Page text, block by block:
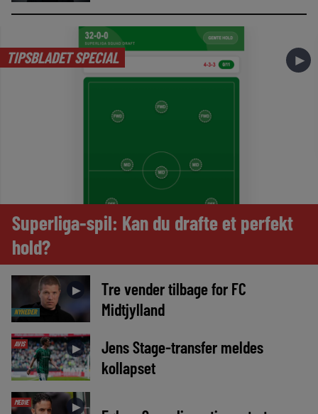
TIPSBLADET SPECIAL ►
Superliga-spil: Kan du drafte et perfekt
hold?
NYHEDER
►
Tre vender tilbage for FC
Midtjylland
AVIS ►
Jens Stage-transfer meldes
kollapset
MEDIE ►